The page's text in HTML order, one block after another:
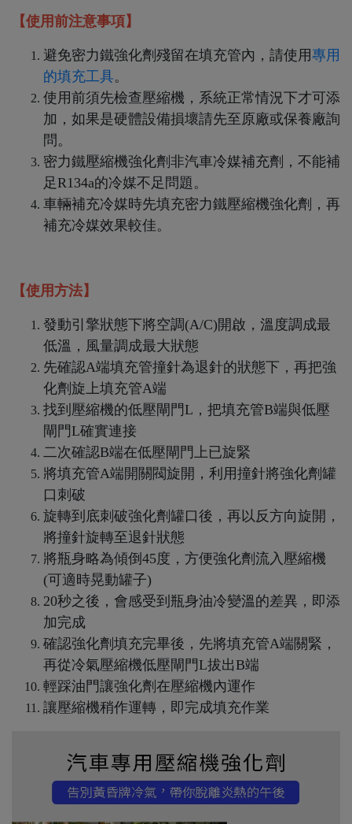
【使用前注意事項】
避免密力鐵強化劑殘留在填充管內，請使用專用
的填充工具。
使用前須先檢查壓縮機，系統正常情況下才可添
加，如果是硬體設備損壞請先至原廠或保養廠詢
問。
密力鐵壓縮機強化劑非汽車冷媒補充劑，不能補
足R134a的冷媒不足問題。
車輛補充冷媒時先填充密力鐵壓縮機強化劑 ，再
補充冷媒效果較佳。
【使用方法】
發動引擎狀態下將空調(A/C)開啟，溫度調成最
低溫，風量調成最大狀態
先確認A端填充管撞針為退針的狀態下，再把強
化劑旋上填充管A端
找到壓縮機的低壓閘門L，把填充管B端與低壓
閘門L確實連接
二次確認B端在低壓閘門上已旋緊
將填充管A端開關閥旋開，利用撞針將強化劑罐
口刺破
旋轉到底刺破強化劑罐口後，再以反方向旋開，
將撞針旋轉至退針狀態
將瓶身略為傾倒45度，方便強化劑流入壓縮機
(可適時晃動罐子)
20秒之後，會感受到瓶身油冷變溫的差異，即添
加完成
確認強化劑填充完畢後，先將填充管A端關緊，
再從冷氣壓縮機低壓閘門L拔出B端
輕踩油門讓強化劑在壓縮機內運作
讓壓縮機稍作運轉，即完成填充作業